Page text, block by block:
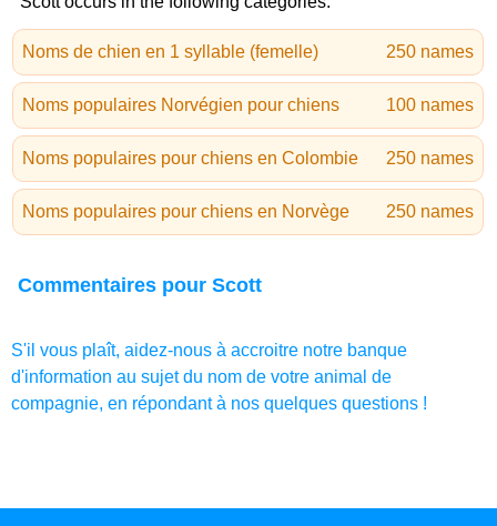
Noms de chien en 1 syllable (femelle) 250 names
Noms populaires Norvégien pour chiens 100 names
Noms populaires pour chiens en Colombie 250 names
Noms populaires pour chiens en Norvège 250 names
Commentaires pour Scott
S'il vous plaît, aidez-nous à accroitre notre banque
d'information au sujet du nom de votre animal de
compagnie, en répondant à nos quelques questions !